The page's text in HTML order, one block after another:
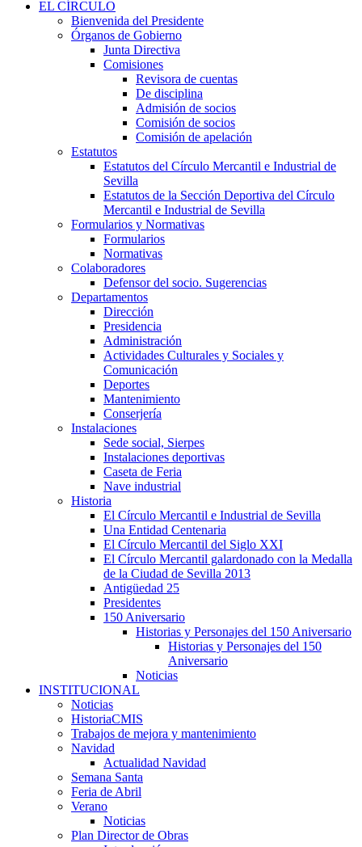
EL CÍRCULO
Bienvenida del Presidente
Órganos de Gobierno
Junta Directiva
Comisiones
Revisora de cuentas
De disciplina
Admisión de socios
Comisión de socios
Comisión de apelación
Estatutos
Estatutos del Círculo Mercantil e Industrial de
Sevilla
Estatutos de la Sección Deportiva del Círculo
Mercantil e Industrial de Sevilla
Formularios y Normativas
Formularios
Normativas
Colaboradores
Defensor del socio. Sugerencias
Departamentos
Dirección
Presidencia
Administración
Actividades Culturales y Sociales y
Comunicación
Deportes
Mantenimiento
Conserjería
Instalaciones
Sede social, Sierpes
Instalaciones deportivas
Caseta de Feria
Nave industrial
Historia
El Círculo Mercantil e Industrial de Sevilla
Una Entidad Centenaria
El Círculo Mercantil del Siglo XXI
El Círculo Mercantil galardonado con la Medalla
de la Ciudad de Sevilla 2013
Antigüedad 25
Presidentes
150 Aniversario
Historias y Personajes del 150 Aniversario
Historias y Personajes del 150
Aniversario
Noticias
INSTITUCIONAL
Noticias
HistoriaCMIS
Trabajos de mejora y mantenimiento
Navidad
Actualidad Navidad
Semana Santa
Feria de Abril
Verano
Noticias
Plan Director de Obras